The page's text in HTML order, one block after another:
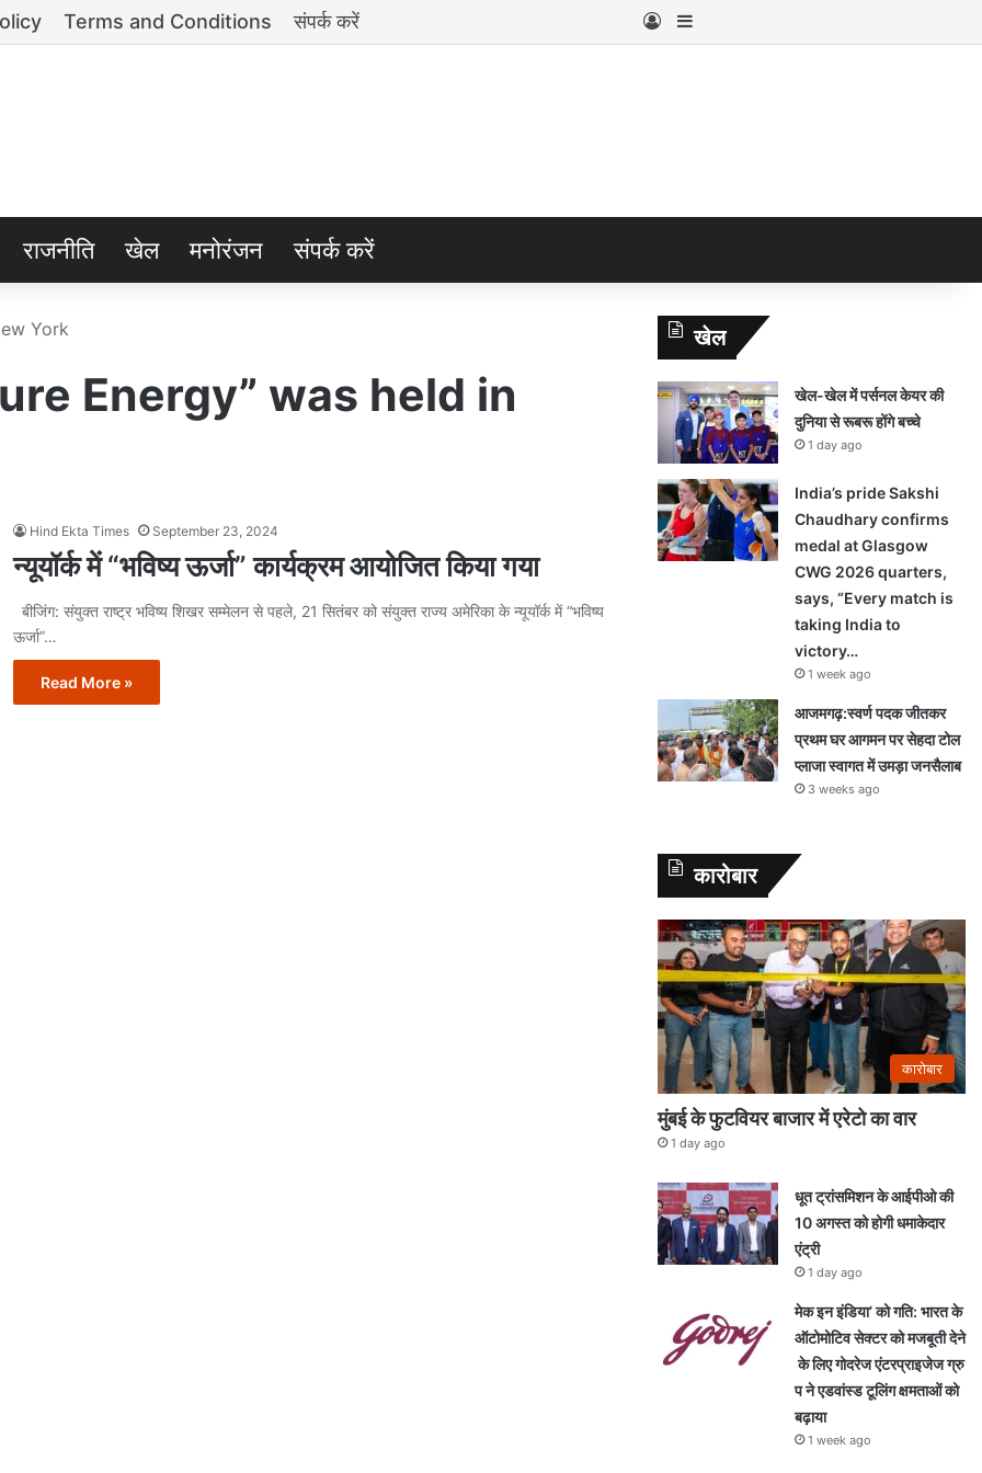
Terms and Conditions संपर्क करें Log InSidebar
राजनीति खेल मनोरंजन संपर्क करें
York
Energy” was held in
Hind Ekta Times September 23, 2024
न्यूयॉर्क में “भविष्य ऊर्जा” कार्यक्रम आयोजित किया गया
बीज‍िंग: संयुक्त राष्ट्र भविष्य शिखर सम्मेलन से पहले, 21 सितंबर को संयुक्त राज्य अमेरिका के न्यूयॉर्क में “भविष्य
ऊर्जा”…
Read More »
खेल
खेल-खेल में पर्सनल केयर की
दुनिया से रूबरू होंगे बच्चे
1 day ago
India’s pride Sakshi
Chaudhary confirms
medal at Glasgow
CWG 2026 quarters,
says, “Every match is
taking India to
victory…
1 week ago
आजमगढ़:स्वर्ण पदक जीतकर
प्रथम घर आगमन पर सेहदा टोल
प्लाजा स्वागत में उमड़ा जनसैलाब
3 weeks ago
कारोबार
कारोबार
मुंबई के फुटवियर बाजार में एरेटो का वार
1 day ago
धूत ट्रांसमिशन के आईपीओ की
10 अगस्त को होगी धमाकेदार
एंट्री
1 day ago
मेक इन इंडिया’ को गति: भारत के
ऑटोमोटिव सेक्टर को मजबूती देने
के लिए गोदरेज एंटरप्राइजेज ग्रु
प ने एडवांस्ड टूलिंग क्षमताओं को
बढ़ाया
1 week ago